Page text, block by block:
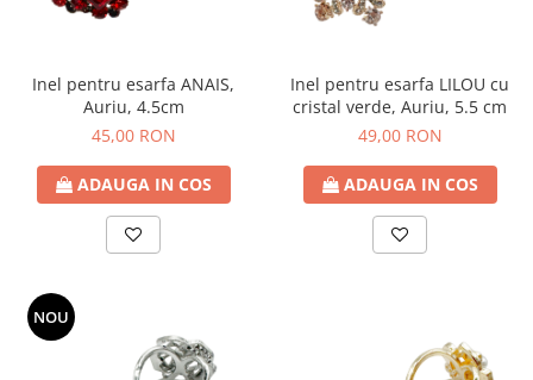
Inel pentru esarfa ANAIS,
Auriu, 4.5cm
45,00 RON
ADAUGA IN COS
Inel pentru esarfa LILOU cu
cristal verde, Auriu, 5.5 cm
49,00 RON
ADAUGA IN COS
NOU